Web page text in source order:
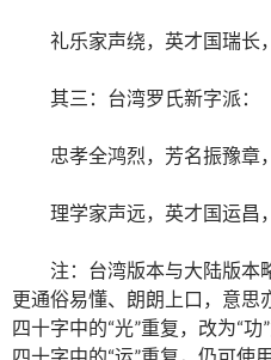
礼乐家声绕，英才国瑞长
其三：台湾罗氏新字派：
忠孝全鸿烈，芳名振豫章
理学家声远，英才国运昌
注：台湾版本与大陆版本
更通俗易懂、朗朗上口，意思
四十字中的“光”重复，改为“